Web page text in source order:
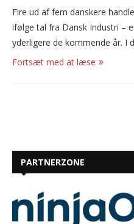
Fire ud af fem danskere
ifølge tal fra Dansk Industri –
yderligere de kommende år. I
Fortsæt med at læse
PARTNERZONE